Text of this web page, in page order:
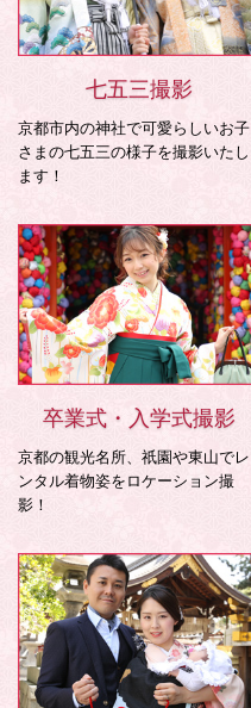
七五三撮影
京都市内の神社で可愛らしいお子
さまの七五三の様子を撮影いたし
ます！
卒業式・入学式撮影
京都の観光名所、祇園や東山でレ
ンタル着物姿をロケーション撮
影！